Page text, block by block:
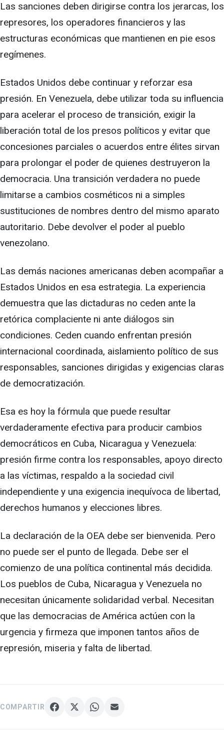
Las sanciones deben dirigirse contra los jerarcas, los
represores, los operadores financieros y las
estructuras económicas que mantienen en pie esos
regímenes.
Estados Unidos debe continuar y reforzar esa
presión. En Venezuela, debe utilizar toda su influencia
para acelerar el proceso de transición, exigir la
liberación total de los presos políticos y evitar que
concesiones parciales o acuerdos entre élites sirvan
para prolongar el poder de quienes destruyeron la
democracia. Una transición verdadera no puede
limitarse a cambios cosméticos ni a simples
sustituciones de nombres dentro del mismo aparato
autoritario. Debe devolver el poder al pueblo
venezolano.
Las demás naciones americanas deben acompañar a
Estados Unidos en esa estrategia. La experiencia
demuestra que las dictaduras no ceden ante la
retórica complaciente ni ante diálogos sin
condiciones. Ceden cuando enfrentan presión
internacional coordinada, aislamiento político de sus
responsables, sanciones dirigidas y exigencias claras
de democratización.
Esa es hoy la fórmula que puede resultar
verdaderamente efectiva para producir cambios
democráticos en Cuba, Nicaragua y Venezuela:
presión firme contra los responsables, apoyo directo
a las víctimas, respaldo a la sociedad civil
independiente y una exigencia inequívoca de libertad,
derechos humanos y elecciones libres.
La declaración de la OEA debe ser bienvenida. Pero
no puede ser el punto de llegada. Debe ser el
comienzo de una política continental más decidida.
Los pueblos de Cuba, Nicaragua y Venezuela no
necesitan únicamente solidaridad verbal. Necesitan
que las democracias de América actúen con la
urgencia y firmeza que imponen tantos años de
represión, miseria y falta de libertad.
COMPARTIR